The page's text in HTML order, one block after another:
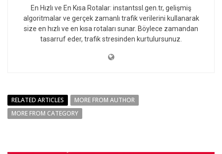
En Hızlı ve En Kısa Rotalar: instantssl.gen.tr, gelişmiş
algoritmalar ve gerçek zamanlı trafik verilerini kullanarak
size en hızlı ve en kısa rotaları sunar. Böylece zamandan
tasarruf eder, trafik stresinden kurtulursunuz.
RELATED ARTICLES
MORE FROM AUTHOR
MORE FROM CATEGORY